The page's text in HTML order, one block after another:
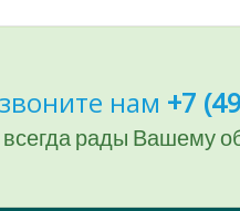
нам +7
рады Вашему